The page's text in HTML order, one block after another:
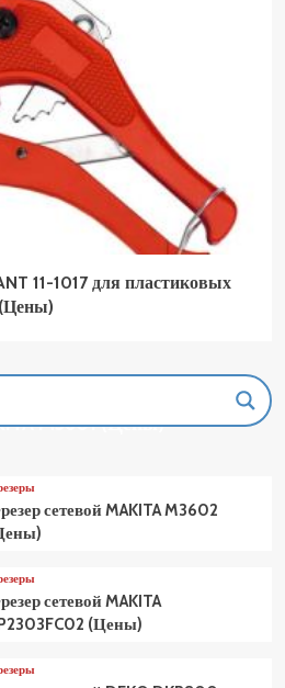
11-1017 для пластиковых
M3601 (Цены)
сетевой MAKITA M3602
сетевой MAKITA
(Цены)